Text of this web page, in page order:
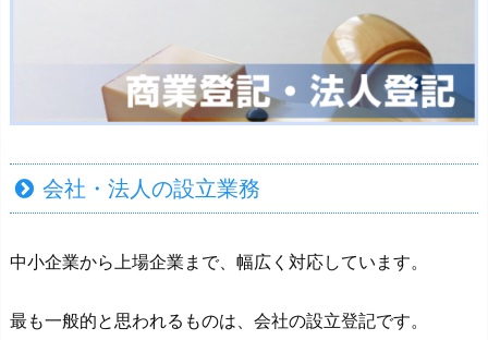
会社・法人の設立業務
中小企業から上場企業まで、幅広く対応しています。
最も一般的と思われるものは、会社の設立登記です。